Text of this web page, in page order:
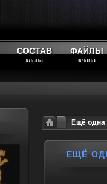
СОСТАВ
клана
ФАЙЛЫ
клана
Ещё одна
ЕЩЁ